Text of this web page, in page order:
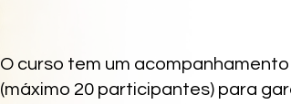
O curso tem um
(máximo 20 participantes) para